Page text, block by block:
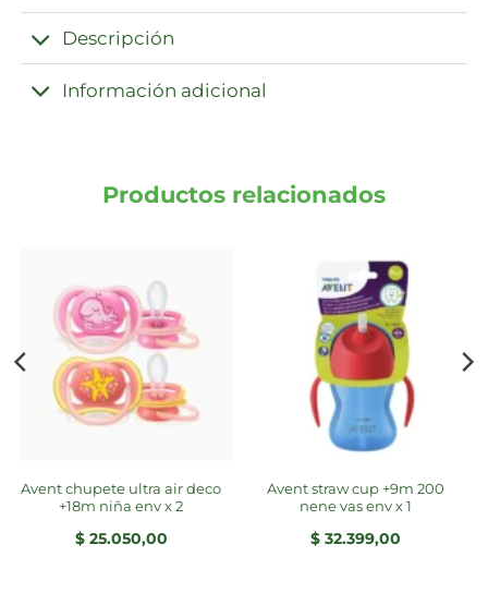
Descripción
Información adicional
Productos relacionados
avent chupete ultra air deco
+18m niña env x 2
$25.050,00
avent straw cup +9m 200
nene vas env x 1
$ 32.399,00